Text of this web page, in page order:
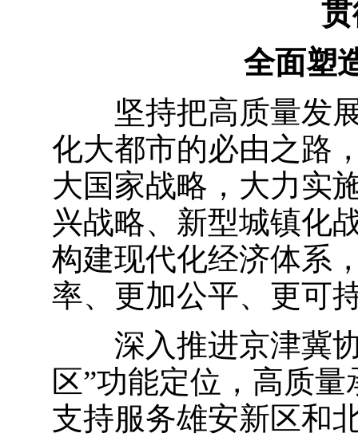
全面塑
坚持把高质量发
化大都市的必由之路
大国家战略，大力实
兴战略、新型城镇化
构建现代化经济体系
率、更加公平、更可
深入推进京津冀
区”功能定位，高质
支持服务雄安新区和